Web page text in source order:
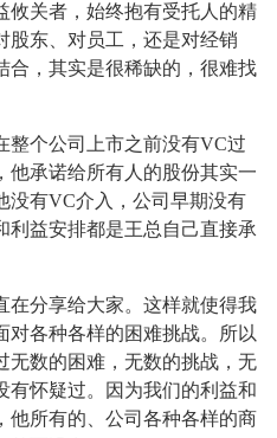
攸关者，始终抱有受托人的精
股东、对员工，还是对经销
，其实是很稀缺的，很难找
整个公司上市之前没有VC过
他承诺给所有人的股份其实一
没有VC介入，公司早期没有
利益安排都是王总自己直接承
在分享给大家。这样就使得我
对各种各样的困难挑战。所以
无数的困难，无数的挑战，无
有怀疑过。因为我们的利益和
他所有的、公司各种各样的商